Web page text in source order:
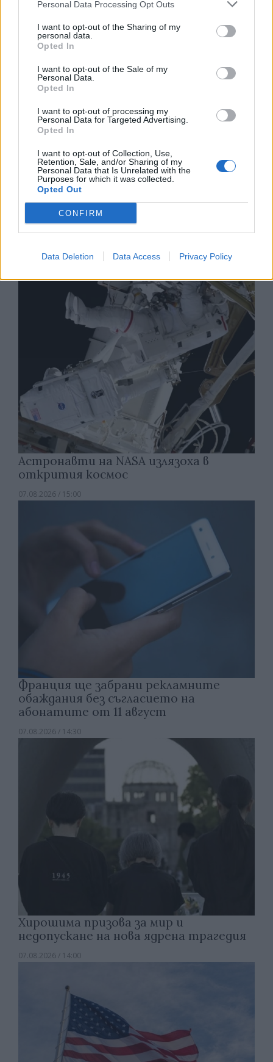
Personal Data Processing Opt Outs
I want to opt-out of the Sharing of my
personal data.
Opted In
I want to opt-out of the Sale of my
Personal Data.
Opted In
I want to opt-out of processing my
Personal Data for Targeted Advertising.
Opted In
I want to opt-out of Collection, Use,
Retention, Sale, and/or Sharing of my
Personal Data that Is Unrelated with the
Purposes for which it was collected.
Opted Out
CONFIRM
Data Deletion Data Access Privacy Policy
откриха под кафене за сладолед в
Полша
07.08.2026 / 16:00
Изкуствен интелект за първи път
създаде нови жизнеспособни вируси
Астронавти на NASA излязоха в
открития космос
07.08.2026 / 15:00
Франция ще забрани рекламните
обаждания без съгласието на
абонатите от 11 август
07.08.2026 / 14:30
Хирошима призова за мир и
недопускане на нова ядрена трагедия
07.08.2026 / 14:00